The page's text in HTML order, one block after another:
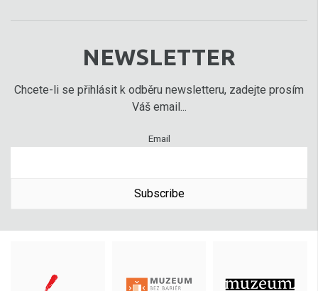
NEWSLETTER
Chcete-li se přihlásit k odběru newsletteru, zadejte prosím
Váš email...
Email
Subscribe